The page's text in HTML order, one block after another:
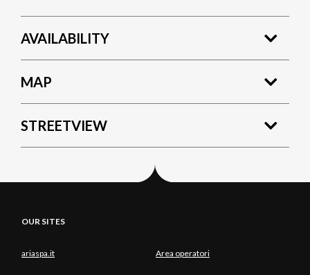
AVAILABILITY
MAP
STREETVIEW
OUR SITES
ariaspa.it Area operatori